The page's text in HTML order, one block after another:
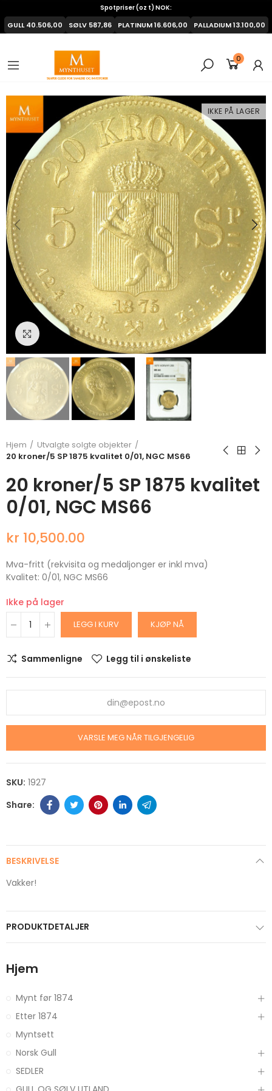
0
Spotpriser (oz t) NOK:
GULL40.506,00 SØLV 587,86 PLATINUM16.606,00 PALLADIUM13.100,00
IKKE PÅ LAGER
Klikk for å forstørre
Hjem
Utvalgte solgte objekter
20 kroner/5 SP 1875 kvalitet 0/01, NGC MS66
20 kroner/5 SP 1875 kvalitet
0/01, NGC MS66
kr 10,500.00
Mva-fritt (rekvisita og medaljonger er inkl mva)
Kvalitet: 0/01, NGC MS66
Ikke på lager
LEGG I KURV KJØP NÅ
Sammenligne Legg til i ønskeliste
VARSLE MEG NÅR TILGJENGELIG
SKU: 1927
BESKRIVELSE
Vakker!
PRODUKTDETALJER
Hjem
Mynt før 1874
Etter 1874
Myntsett
Norsk Gull
SEDLER